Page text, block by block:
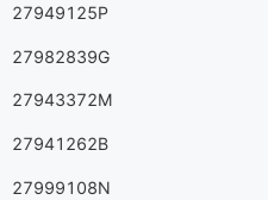
27949125P
27982839G
27943372M
27941262B
27999108N